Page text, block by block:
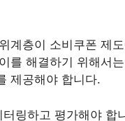
계층이 소비쿠폰 제
를 해결하기 위해서
제공해야 합니다.
링하고 평가해야 합